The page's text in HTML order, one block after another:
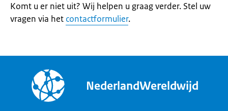
Komt u er niet uit? Wij helpen u graag verder. Stel uw
vragen via het contactformulier.
NederlandWereldwijd